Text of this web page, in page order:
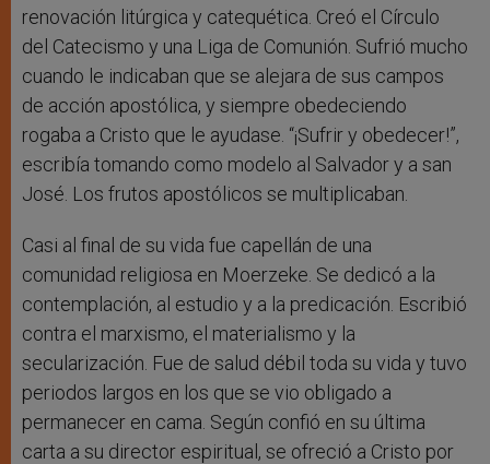
renovación litúrgica y catequética. Creó el Círculo
del Catecismo y una Liga de Comunión. Sufrió mucho
cuando le indicaban que se alejara de sus campos
de acción apostólica, y siempre obedeciendo
rogaba a Cristo que le ayudase. “¡Sufrir y obedecer!”,
escribía tomando como modelo al Salvador y a san
José. Los frutos apostólicos se multiplicaban.
Casi al final de su vida fue capellán de una
comunidad religiosa en Moerzeke. Se dedicó a la
contemplación, al estudio y a la predicación. Escribió
contra el marxismo, el materialismo y la
secularización. Fue de salud débil toda su vida y tuvo
periodos largos en los que se vio obligado a
permanecer en cama. Según confió en su última
carta a su director espiritual, se ofreció a Cristo por